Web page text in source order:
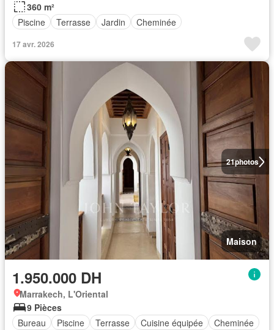
360 m²
Piscine
Terrasse Jardin Cheminée
17 avr. 2026
21photos
Maison
1.950.000 DH
Marrakech, L'Oriental
9 Pièces
Bureau
Piscine Terrasse Cuisine équipée
Cheminée